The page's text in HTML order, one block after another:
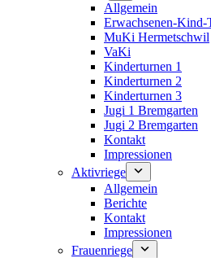
Allgemein
Erwachsenen-Kind-
MuKi Hermetschwil
VaKi
Kinderturnen 1
Kinderturnen 2
Kinderturnen 3
Jugi 1 Bremgarten
Jugi 2 Bremgarten
Kontakt
Impressionen
Aktivriege
Allgemein
Berichte
Kontakt
Impressionen
Frauenriege